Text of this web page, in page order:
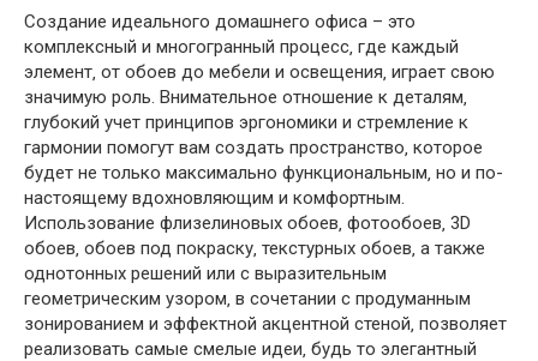
Создание идеального домашнего офиса – это
комплексный и многогранный процесс‚ где каждый
элемент‚ от обоев до мебели и освещения‚ играет свою
значимую роль. Внимательное отношение к деталям‚
глубокий учет принципов эргономики и стремление к
гармонии помогут вам создать пространство‚ которое
будет не только максимально функциональным‚ но и по-
настоящему вдохновляющим и комфортным.
Использование флизелиновых обоев‚ фотообоев‚ 3D
обоев‚ обоев под покраску‚ текстурных обоев‚ а также
однотонных решений или с выразительным
геометрическим узором‚ в сочетании с продуманным
зонированием и эффектной акцентной стеной‚ позволяет
реализовать самые смелые идеи‚ будь то элегантный